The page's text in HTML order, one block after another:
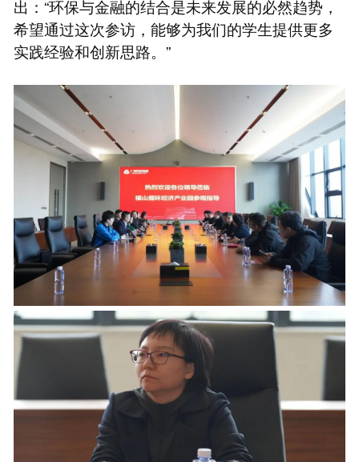
出：“环保与金融的结合是未来发展的必然趋势，
希望通过这次参访，能够为我们的学生提供更多
实践经验和创新思路。”